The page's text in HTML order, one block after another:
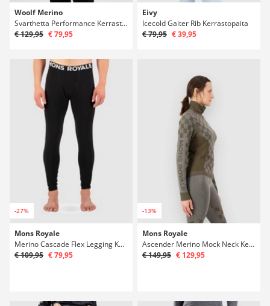
Woolf Merino
Svarthetta Performance Kerrastopaita
€ 129,95 € 79,95
Eivy
Icecold Gaiter Rib Kerrastopaita
€ 79,95 € 39,95
-27%
Mons Royale
Merino Cascade Flex Legging Kerrastohousut
€ 109,95 € 79,95
-13%
Mons Royale
Ascender Merino Mock Neck Kerrastopaita
€ 149,95 € 129,95